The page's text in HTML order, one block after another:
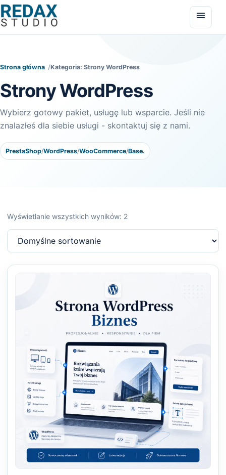
Przejdź do treści
Strona główna Kategoria: Strony WordPress
Strony WordPress
Wybierz gotowy pakiet, usługę lub wsparcie. Jeśli nie
znalazłeś dla siebie usługi - skontaktuj się z nami.
PrestaShop/WordPress/WooCommerce/Base.
Wyświetlanie wszystkich wyników: 2